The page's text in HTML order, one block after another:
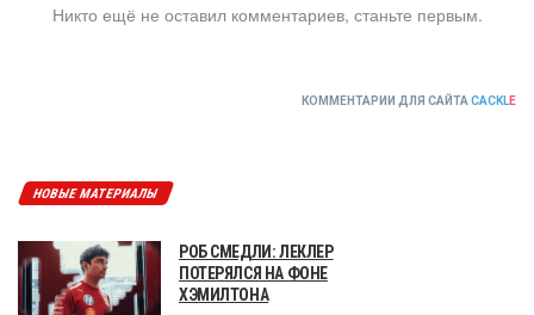
Никто ещё не оставил комментариев, станьте первым.
КОММЕНТАРИИ ДЛЯ САЙТА CACKLE
НОВЫЕ МАТЕРИАЛЫ
РОБ СМЕДЛИ: ЛЕКЛЕР
ПОТЕРЯЛСЯ НА ФОНЕ
ХЭМИЛТОНА